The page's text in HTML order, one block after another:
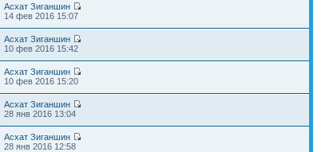
Асхат Зиганшин
14 фев 2016 15:07
Асхат Зиганшин
10 фев 2016 15:42
Асхат Зиганшин
10 фев 2016 15:20
Асхат Зиганшин
28 янв 2016 13:04
Асхат Зиганшин
28 янв 2016 12:58